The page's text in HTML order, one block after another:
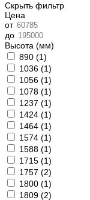
Скрыть фильтр
Цена
от
до
Высота (мм)
890 (1)
1036 (1)
1056 (1)
1078 (1)
1237 (1)
1424 (1)
1464 (1)
1574 (1)
1588 (1)
1715 (1)
1757 (2)
1800 (1)
1809 (2)